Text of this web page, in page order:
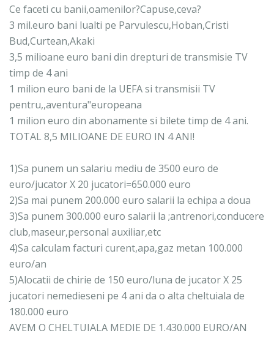
Ce faceti cu banii,oamenilor?Capuse,ceva?
3 mil.euro bani lualti pe Parvulescu,Hoban,Cristi
Bud,Curtean,Akaki
3,5 milioane euro bani din drepturi de transmisie TV
timp de 4 ani
1 milion euro bani de la UEFA si transmisii TV
pentru,,aventura"europeana
1 milion euro din abonamente si bilete timp de 4 ani.
TOTAL 8,5 MILIOANE DE EURO IN 4 ANI!
1)Sa punem un salariu mediu de 3500 euro de
euro/jucator X 20 jucatori=650.000 euro
2)Sa mai punem 200.000 euro salarii la echipa a doua
3)Sa punem 300.000 euro salarii la ;antrenori,conducere
club,maseur,personal auxiliar,etc
4)Sa calculam facturi curent,apa,gaz metan 100.000
euro/an
5)Alocatii de chirie de 150 euro/luna de jucator X 25
jucatori nemedieseni pe 4 ani da o alta cheltuiala de
180.000 euro
AVEM O CHELTUIALA MEDIE DE 1.430.000 EURO/AN